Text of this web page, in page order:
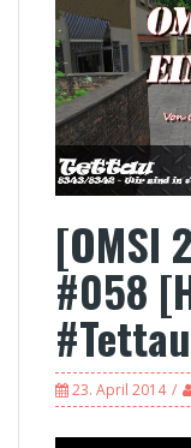
[OMSI
#058
23. April 2014